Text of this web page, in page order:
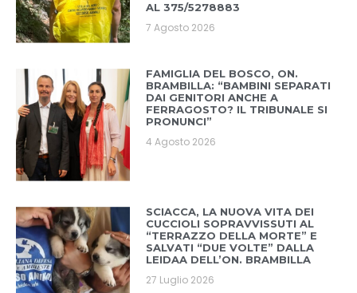
AL 375/5278883
7 Agosto 2026
FAMIGLIA DEL BOSCO, ON.
BRAMBILLA: “BAMBINI SEPARATI
DAI GENITORI ANCHE A
FERRAGOSTO? IL TRIBUNALE SI
PRONUNCI”
4 Agosto 2026
SCIACCA, LA NUOVA VITA DEI
CUCCIOLI SOPRAVVISSUTI AL
“TERRAZZO DELLA MORTE” E
SALVATI “DUE VOLTE” DALLA
LEIDAA DELL’ON. BRAMBILLA
27 Luglio 2026